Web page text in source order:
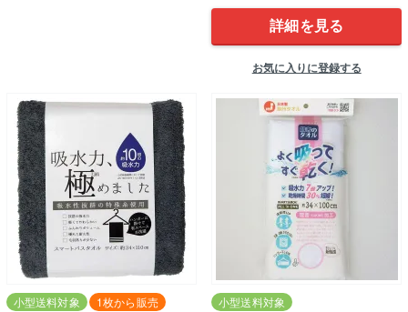
詳細を見る
お気に入りに登録する
小型送料対象 1枚から販売
小型送料対象